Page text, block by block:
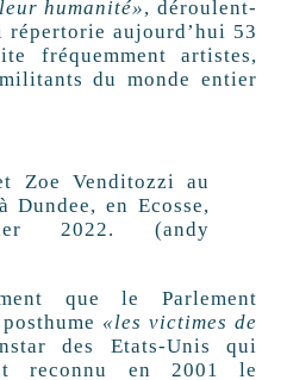
humanité», déroulent-
répertorie aujourd’hui 53
fréquemment artistes,
du monde entier
Zoe Venditozzi au
Dundee, en Ecosse,
2022. (andy
que le Parlement
«les victimes de
des Etats-Unis qui
reconnu en 2001 le